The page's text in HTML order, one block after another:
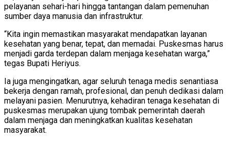
pelayanan sehari-hari hingga tantangan dalam pemenuhan
sumber daya manusia dan infrastruktur.
“Kita ingin memastikan masyarakat mendapatkan layanan
kesehatan yang benar, tepat, dan memadai. Puskesmas harus
menjadi garda terdepan dalam menjaga kesehatan warga,”
tegas Bupati Heriyus.
Ia juga mengingatkan, agar seluruh tenaga medis senantiasa
bekerja dengan ramah, profesional, dan penuh dedikasi dalam
melayani pasien. Menurutnya, kehadiran tenaga kesehatan di
puskesmas merupakan ujung tombak pemerintah daerah
dalam menjaga dan meningkatkan kualitas kesehatan
masyarakat.